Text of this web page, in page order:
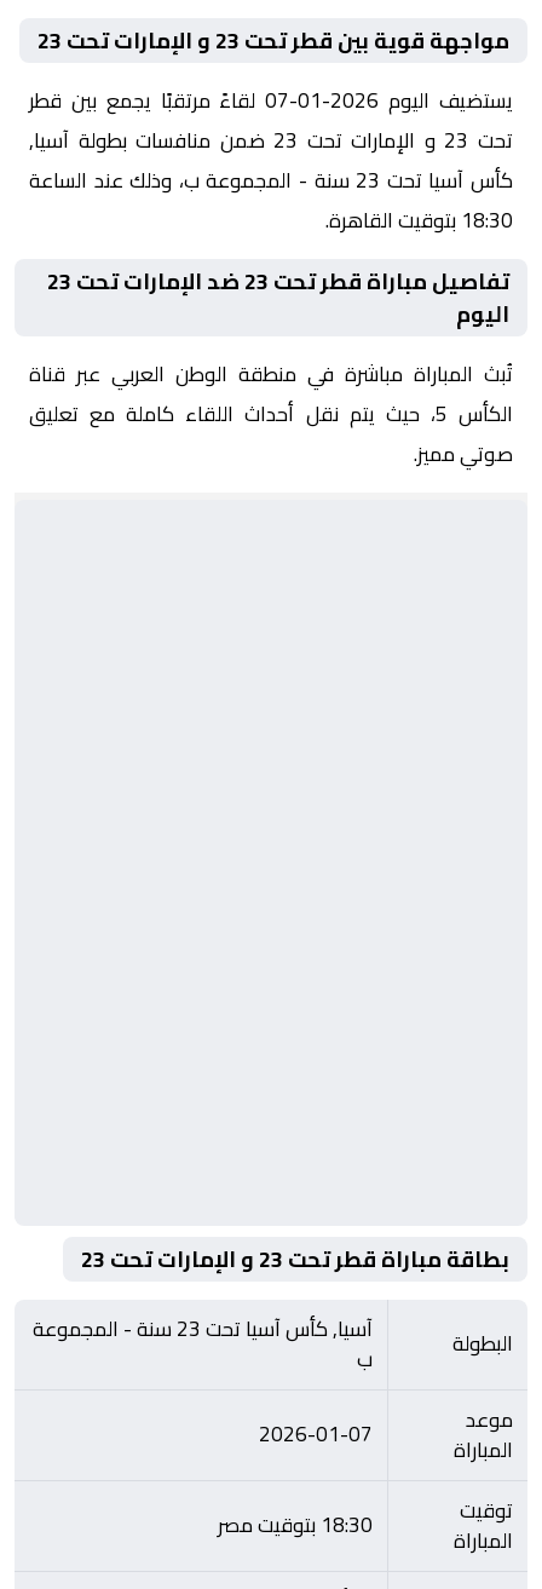
مواجهة قوية بين قطر تحت 23 و الإمارات تحت 23
يستضيف اليوم 2026-01-07 لقاءً مرتقبًا يجمع بين قطر
تحت 23 و الإمارات تحت 23 ضمن منافسات بطولة آسيا,
كأس آسيا تحت 23 سنة - المجموعة ب، وذلك عند الساعة
18:30 بتوقيت القاهرة.
تفاصيل مباراة قطر تحت 23 ضد الإمارات تحت 23
اليوم
تُبث المباراة مباشرة في منطقة الوطن العربي عبر قناة
الكأس 5، حيث يتم نقل أحداث اللقاء كاملة مع تعليق
صوتي مميز.
بطاقة مباراة قطر تحت 23 و الإمارات تحت 23
البطولة آسيا, كأس آسيا تحت 23 سنة - المجموعة
ب
موعد
المباراة
2026-01-07
توقيت
المباراة
18:30 بتوقيت مصر